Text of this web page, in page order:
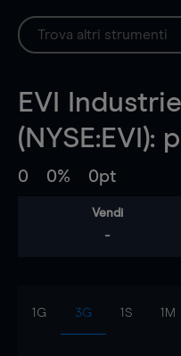
EVI
(NYSE:EVI):
0 0% 0pt
Vendi
-
1G 3G 1S 1M